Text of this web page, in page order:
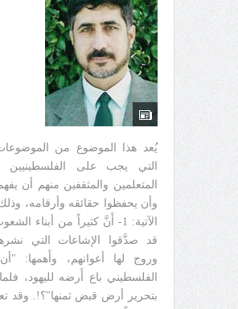
يُعد هذا الموضوع من
التي يجب على الفلسطينيين
المتعلمين والمثقفين منهم أن
وأن يحفظوا حقائقه وأرقامه،
الآتية: 1- أَنَّ كثيراً من أبناء
قد صدَّقوا الإشاعات التي نشرها
وروج لها أعوانهم، وأَهمها:
الفلسطيني باع أَرضه لليهود،
بتحرير أرض قبض ثمنها"؟!. وقد